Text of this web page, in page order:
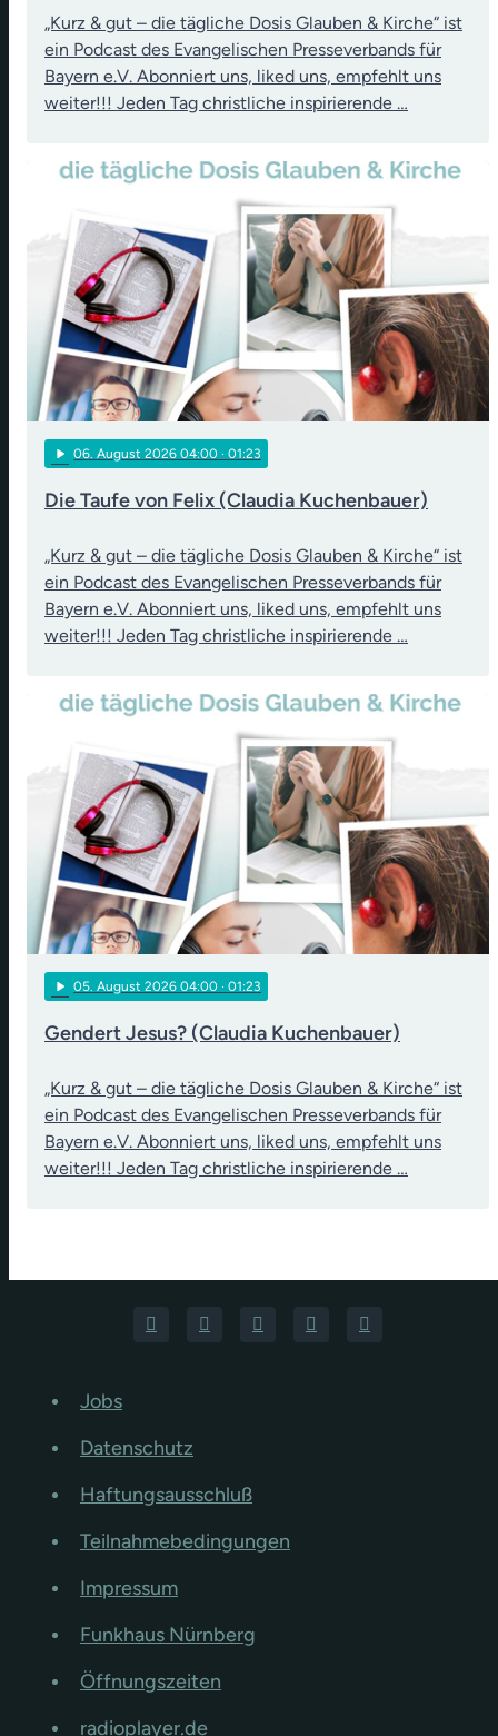
„Kurz & gut – die tägliche Dosis Glauben & Kirche“ ist
ein Podcast des Evangelischen Presseverbands für
Bayern e.V. Abonniert uns, liked uns, empfehlt uns
weiter!!! Jeden Tag christliche inspirierende …
play_arrow 06. August 2026 04:00 · 01:23
Die Taufe von Felix (Claudia Kuchenbauer)
„Kurz & gut – die tägliche Dosis Glauben & Kirche“ ist
ein Podcast des Evangelischen Presseverbands für
Bayern e.V. Abonniert uns, liked uns, empfehlt uns
weiter!!! Jeden Tag christliche inspirierende …
play_arrow 05. August 2026 04:00 · 01:23
Gendert Jesus? (Claudia Kuchenbauer)
„Kurz & gut – die tägliche Dosis Glauben & Kirche“ ist
ein Podcast des Evangelischen Presseverbands für
Bayern e.V. Abonniert uns, liked uns, empfehlt uns
weiter!!! Jeden Tag christliche inspirierende …
Jobs
Datenschutz
Haftungsausschluß
Teilnahmebedingungen
Impressum
Funkhaus Nürnberg
Öffnungszeiten
radioplayer.de